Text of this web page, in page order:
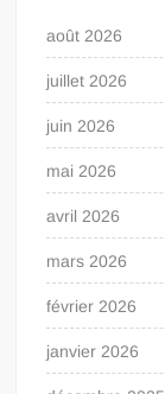
août 2026
juillet 2026
juin 2026
mai 2026
avril 2026
mars 2026
février 2026
janvier 2026